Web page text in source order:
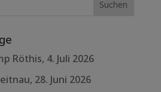
Röthis, 4. Juli 2026
28. Juni 2026